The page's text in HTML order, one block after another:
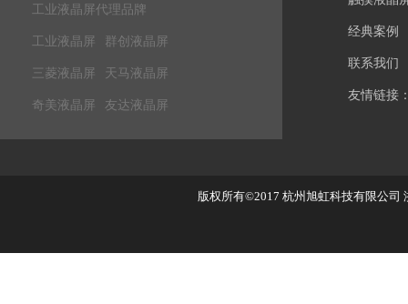
工业液晶屏代理品牌
工业液晶屏 群创液晶屏
三菱液晶屏 天马液晶屏
奇美液晶屏 友达液晶屏
经典案例
联系我们
友情链接
版权所有©2017 杭州旭虹科技有限公司